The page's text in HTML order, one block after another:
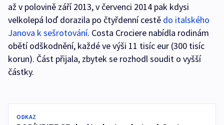
až v polovině září 2013, v červenci 2014 pak kdysi
velkolepá loď dorazila po čtyřdenní cestě do italského
Janova k sešrotování. Costa Crociere nabídla rodinám
obětí odškodnění, každé ve výši 11 tisíc eur (300 tisíc
korun). Část přijala, zbytek se rozhodl soudit o vyšší
částky.
ODKAZ